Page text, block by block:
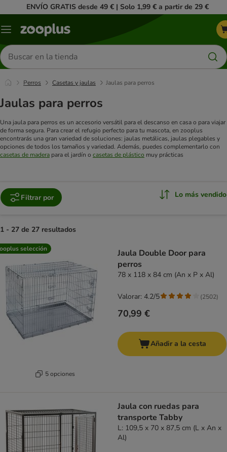
ENVÍO GRATIS desde 49 € | Solo 1,99 € a partir de 29 €
Menú
Buscar
productos
Perros Casetas y jaulas Jaulas para perros
Jaulas para perros
Una jaula para perros es un accesorio versátil para el descanso en casa o para viajar
de forma segura. Para crear el refugio perfecto para tu mascota, en zooplus
encontrarás una gran variedad de soluciones: jaulas metálicas, jaulas plegables y
opciones de todos los tamaños y variedad. Además, puedes complementarlo con
casetas de madera para el jardín o casetas de plástico muy prácticas
Filtrar por Lo más vendido
1 - 27 de 27 resultados
product items have been changed
selección
5 opciones
Jaula Double Door para
perros
78 x 118 x 84 cm (An x P x Al)
70,99 €
Valorar: 4.2/5 (2502)
Añadir a la cesta
Jaula con ruedas para
transporte Tabby
L: 109,5 x 70 x 87,5 cm (L x An x
Al)